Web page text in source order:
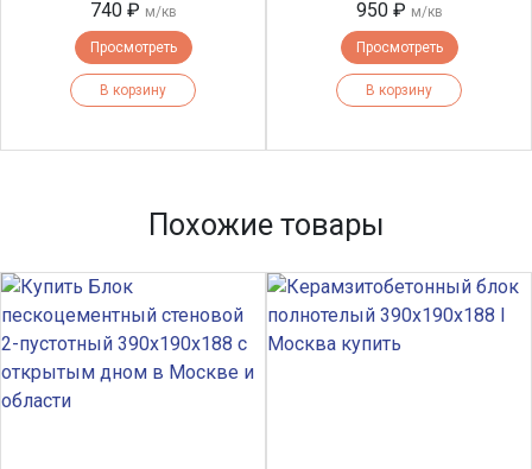
740 ₽ м/кв
Просмотреть
В корзину
950 ₽ м/кв
Просмотреть
В корзину
Похожие товары